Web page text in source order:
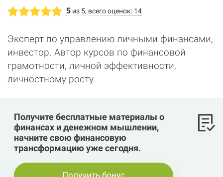
5 из 5, всего оценок: 14
Эксперт по управлению личными финансами,
инвестор. Автор курсов по финансовой
грамотности, личной эффективности,
личностному росту.
Получите бесплатные материалы о
финансах и денежном мышлении,
начните свою финансовую
трансформацию уже сегодня.